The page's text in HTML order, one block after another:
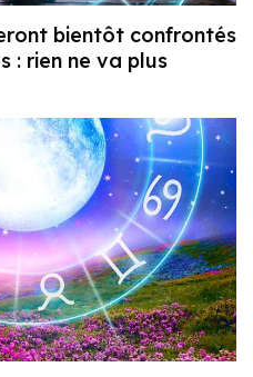
bientôt confrontés
: rien ne va plus